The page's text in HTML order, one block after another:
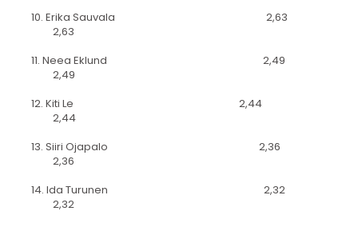
10. Erika Sauvala 2,63
2,63
11. Neea Eklund 2,49
2,49
12. Kiti Le 2,44
2,44
13. Siiri Ojapalo 2,36
2,36
14. Ida Turunen 2,32
2,32